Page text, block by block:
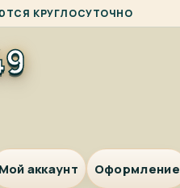
ТСЯ КРУГЛОСУТОЧНО
Мой аккаунт Оформление